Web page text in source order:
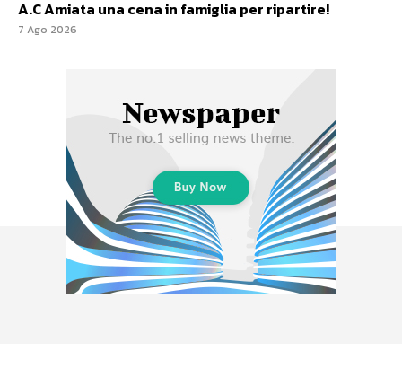
A.C Amiata una cena in famiglia per ripartire!
7 Ago 2026